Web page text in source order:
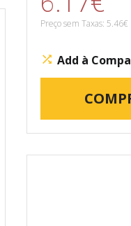
Preço sem Taxas: 5.46€
Add à